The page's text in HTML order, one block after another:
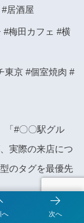
居酒屋
#梅田カフェ #横
東京 #個室焼肉 #
「#〇〇駅グル
実際の来店につ
のタグを最優先
へ 次へ